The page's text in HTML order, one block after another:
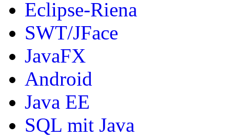
Eclipse-Riena
SWT/JFace
JavaFX
Android
Java EE
SQL mit Java